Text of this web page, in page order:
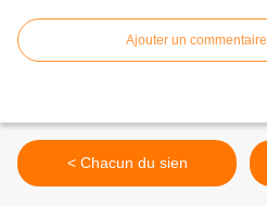
Ajouter un commentaire
< Chacun du sien